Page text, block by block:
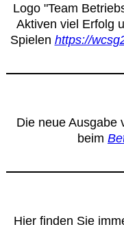
Anmelden
Logo "Team
Aktiven viel Erfolg
Spielen https://
Die neue Ausgabe
beim
Hier finden Sie